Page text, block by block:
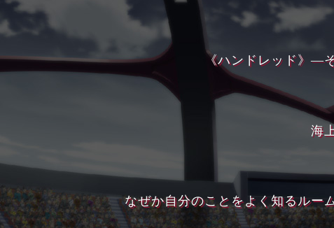
《ハンドレッド》―
海
なぜか自分のことをよく知るルー